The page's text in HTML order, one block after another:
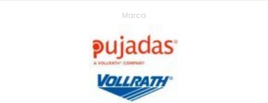
Marca